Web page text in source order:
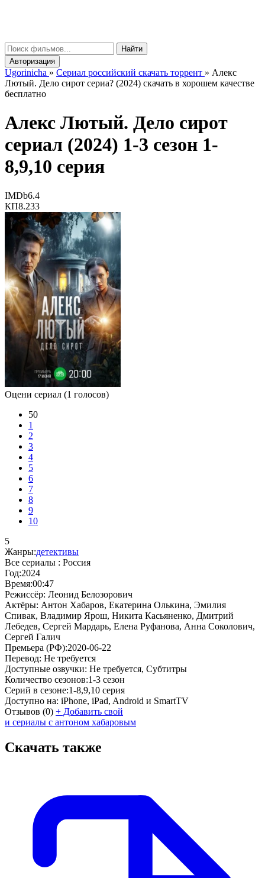
Найти
Авторизация
Ugorinicha » Сериал российский скачать торрент » Алекс
Лютый. Дело сирот сериа? (2024) скачать в хорошем качестве
бесплатно
Алекс Лютый. Дело сирот
сериал (2024) 1-3 сезон 1-
8,9,10 серия
IMDb6.4
КП8.233
Оцени сериал (1 голосов)
50
1
2
3
4
5
6
7
8
9
10
5
Жанры:детективы
Все сериалы : Россия
Год:2024
Время:00:47
Режиссёр: Леонид Белозорович
Актёры: Антон Хабаров, Екатерина Олькина, Эмилия
Спивак, Владимир Ярош, Никита Касьяненко, Дмитрий
Лебедев, Сергей Мардарь, Елена Руфанова, Анна Соколович,
Сергей Галич
Премьера (РФ):2020-06-22
Перевод: Не требуется
Доступные озвучки: Не требуется, Субтитры
Количество сезонов:1-3 сезон
Серий в сезоне:1-8,9,10 серия
Доступно на: iPhone, iPad, Android и SmartTV
Отзывов (0) + Добавить свой
и сериалы с антоном хабаровым
Скачать также